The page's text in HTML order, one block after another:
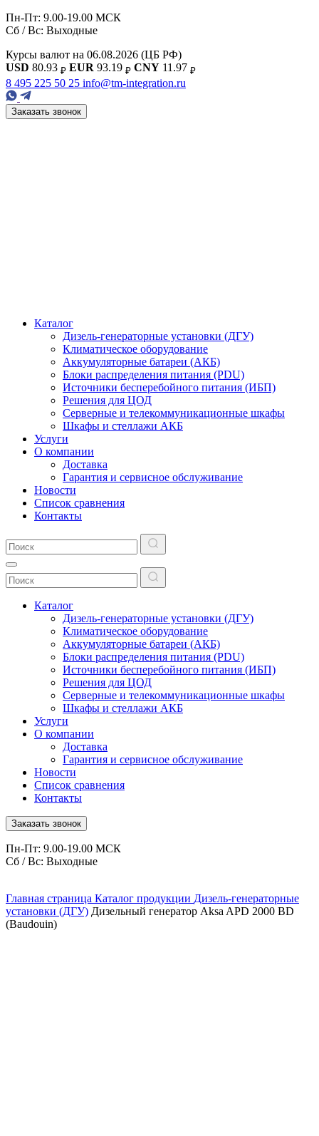
Пн-Пт: 9.00-19.00 МСК
Сб / Вс: Выходные
Курсы валют на 06.08.2026 (ЦБ РФ)
USD 80.93 ₽ EUR 93.19 ₽ CNY 11.97 ₽
8 495 225 50 25 info@tm-integration.ru
Заказать звонок
Каталог
Дизель-генераторные установки (ДГУ)
Климатическое оборудование
Аккумуляторные батареи (АКБ)
Блоки распределения питания (PDU)
Источники бесперебойного питания (ИБП)
Решения для ЦОД
Серверные и телекоммуникационные шкафы
Шкафы и стеллажи АКБ
Услуги
О компании
Доставка
Гарантия и сервисное обслуживание
Новости
Список сравнения
Контакты
Каталог
Дизель-генераторные установки (ДГУ)
Климатическое оборудование
Аккумуляторные батареи (АКБ)
Блоки распределения питания (PDU)
Источники бесперебойного питания (ИБП)
Решения для ЦОД
Серверные и телекоммуникационные шкафы
Шкафы и стеллажи АКБ
Услуги
О компании
Доставка
Гарантия и сервисное обслуживание
Новости
Список сравнения
Контакты
Заказать звонок
Пн-Пт: 9.00-19.00 МСК
Сб / Вс: Выходные
Главная страница Каталог продукции Дизель-генераторные
установки (ДГУ) Дизельный генератор Aksa APD 2000 BD
(Baudouin)